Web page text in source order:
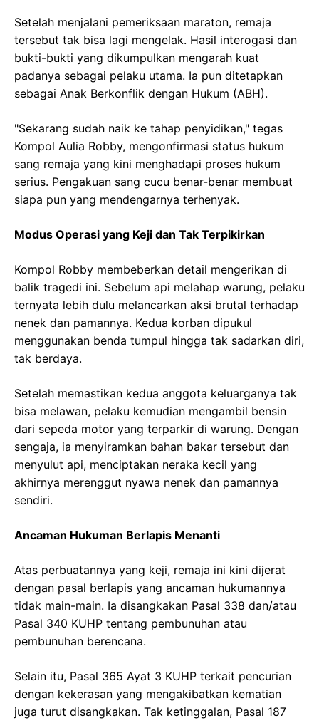
Setelah menjalani pemeriksaan maraton, remaja
tersebut tak bisa lagi mengelak. Hasil interogasi dan
bukti-bukti yang dikumpulkan mengarah kuat
padanya sebagai pelaku utama. Ia pun ditetapkan
sebagai Anak Berkonflik dengan Hukum (ABH).
"Sekarang sudah naik ke tahap penyidikan," tegas
Kompol Aulia Robby, mengonfirmasi status hukum
sang remaja yang kini menghadapi proses hukum
serius. Pengakuan sang cucu benar-benar membuat
siapa pun yang mendengarnya terhenyak.
Modus Operasi yang Keji dan Tak Terpikirkan
Kompol Robby membeberkan detail mengerikan di
balik tragedi ini. Sebelum api melahap warung, pelaku
ternyata lebih dulu melancarkan aksi brutal terhadap
nenek dan pamannya. Kedua korban dipukul
menggunakan benda tumpul hingga tak sadarkan diri,
tak berdaya.
Setelah memastikan kedua anggota keluarganya tak
bisa melawan, pelaku kemudian mengambil bensin
dari sepeda motor yang terparkir di warung. Dengan
sengaja, ia menyiramkan bahan bakar tersebut dan
menyulut api, menciptakan neraka kecil yang
akhirnya merenggut nyawa nenek dan pamannya
sendiri.
Ancaman Hukuman Berlapis Menanti
Atas perbuatannya yang keji, remaja ini kini dijerat
dengan pasal berlapis yang ancaman hukumannya
tidak main-main. Ia disangkakan Pasal 338 dan/atau
Pasal 340 KUHP tentang pembunuhan atau
pembunuhan berencana.
Selain itu, Pasal 365 Ayat 3 KUHP terkait pencurian
dengan kekerasan yang mengakibatkan kematian
juga turut disangkakan. Tak ketinggalan, Pasal 187